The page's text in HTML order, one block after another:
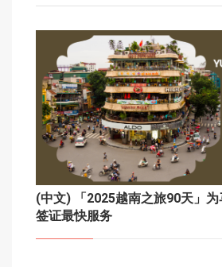
(中文) 「2025越南之旅90天」
签证最快服务